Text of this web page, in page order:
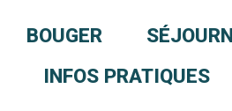
BOUGER
INFOS PRATIQUES